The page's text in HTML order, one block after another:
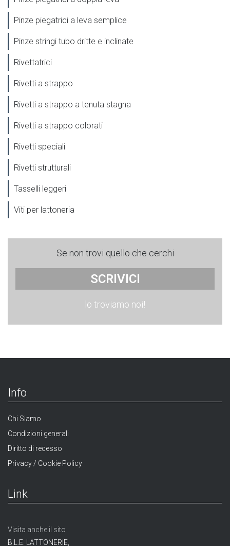
Pinze piegatrici a leva semplice
Pinze stringi tubo dritte e inclinate
Rivettatrici
Rivetti a strappo
Rivetti a strappo a tenuta stagna
Rivetti a strappo colorati
Rivetti speciali
Rivetti strutturali
Tasselli leggeri
Viti per lattoneria
Se non trovi quello che cerchi
SCRIVICI
lo troviamo noi!
Info
Chi Siamo
Condizioni generali
Diritto di recesso
Privacy / Cookie Policy
Link
Visita anche il sito
B.L.E. LATTONERIE,